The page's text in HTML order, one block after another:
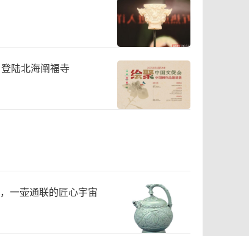
然而，随着“开门
文化在社会发展中
馆的展览、公共
不断强化，让更多
多典藏研究成果
播。
陆北海阐福寺
一壶通联的匠心宇宙